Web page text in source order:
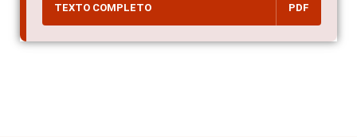
TEXTO COMPLETO PDF